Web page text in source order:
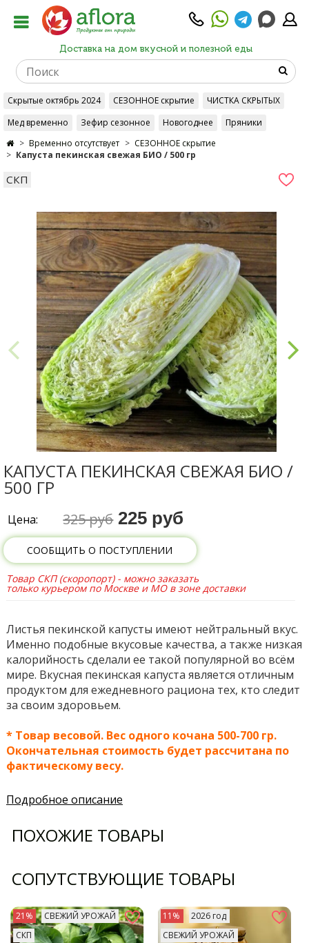
Доставка на дом вкусной и полезной еды
Скрытые октябрь 2024 СЕЗОННОЕ скрытие
ЧИСТКА СКРЫТЫХ
Мед временно
Зефир сезонное Новогоднее
Пряники
Временно отсутствует
СЕЗОННОЕ скрытие
Капуста пекинская свежая БИО / 500 гр
СКП
КАПУСТА ПЕКИНСКАЯ СВЕЖАЯ БИО /
500 ГР
Цена: 325 руб 225 руб
СООБЩИТЬ О ПОСТУПЛЕНИИ
Товар СКП (скоропорт) - можно заказать
только курьером по Москве и МО в зоне доставки
Листья пекинской капусты имеют нейтральный вкус.
Именно подобные вкусовые качества, а также низкая
калорийность сделали ее такой популярной во всём
мире. Вкусная пекинская капуста является отличным
продуктом для ежедневного рациона тех, кто следит
за своим здоровьем.
* Товар весовой. Вес одного кочана 500-700 гр.
Окончательная стоимость будет рассчитана по
фактическому весу.
Подробное описание
ПОХОЖИЕ ТОВАРЫ
СОПУТСТВУЮЩИЕ ТОВАРЫ
21%
СВЕЖИЙ УРОЖАЙ
СКП
11%
2026 год
СВЕЖИЙ УРОЖАЙ